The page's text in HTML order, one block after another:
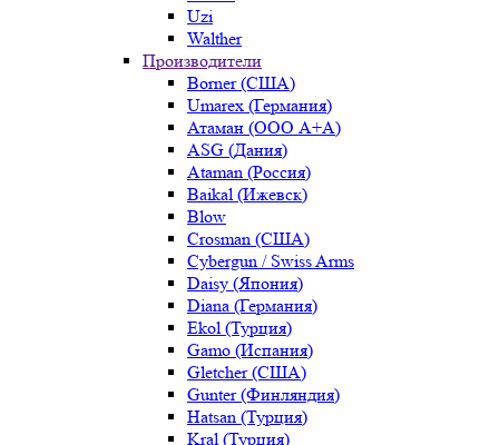
Uzi
Walther
Производители
Borner (США)
Umarex (Германия)
Атаман (ООО А+А)
ASG (Дания)
Ataman (Россия)
Baikal (Ижевск)
Blow
Crosman (США)
Cybergun / Swiss Arms
Daisy (Япония)
Diana (Германия)
Ekol (Турция)
Gamo (Испания)
Gletcher (США)
Gunter (Финляндия)
Hatsan (Турция)
Kral (Турция)